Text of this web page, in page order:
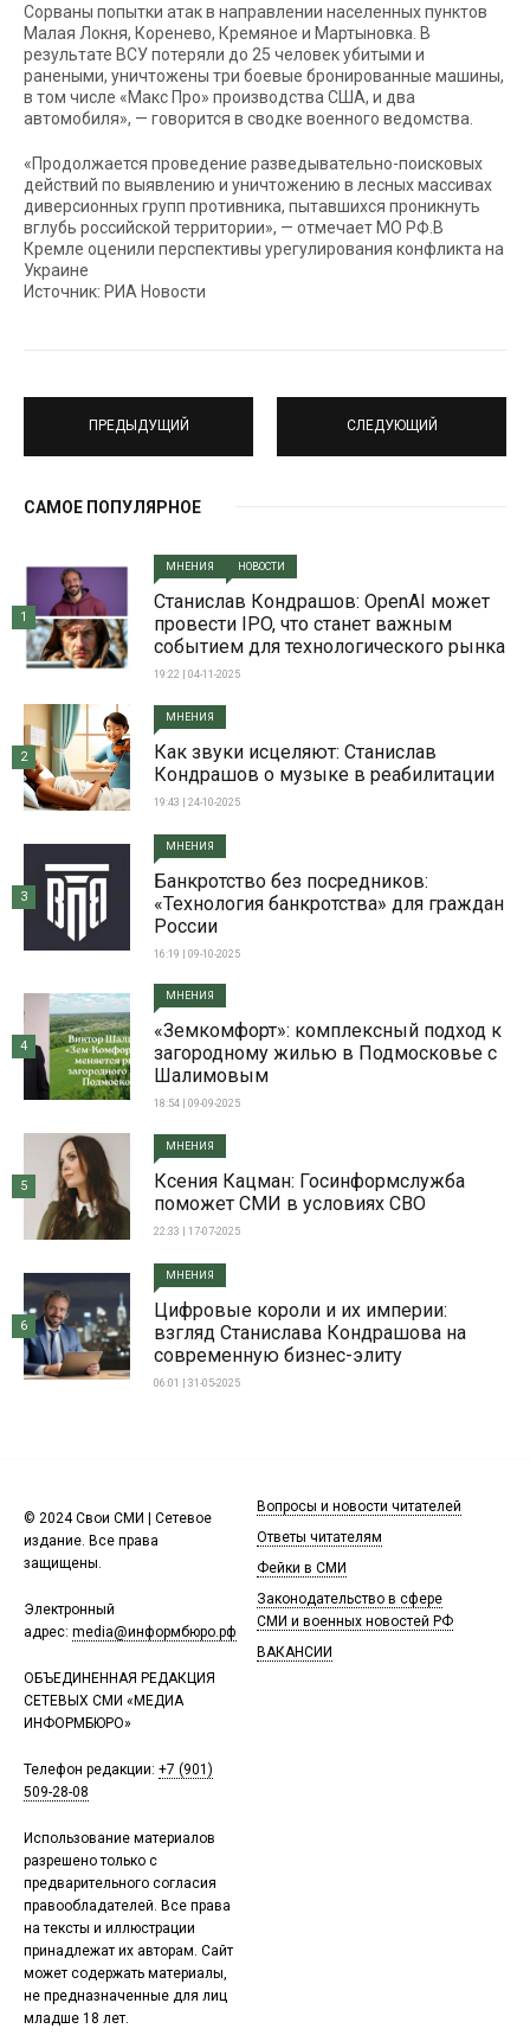
Сорваны попытки атак в направлении населенных пунктов
Малая Локня, Коренево, Кремяное и Мартыновка. В
результате ВСУ потеряли до 25 человек убитыми и
ранеными, уничтожены три боевые бронированные машины,
в том числе «Макс Про» производства США, и два
автомобиля», — говорится в сводке военного ведомства.
«Продолжается проведение разведывательно-поисковых
действий по выявлению и уничтожению в лесных массивах
диверсионных групп противника, пытавшихся проникнуть
вглубь российской территории», — отмечает МО РФ.В
Кремле оценили перспективы урегулирования конфликта на
Украине
Источник: РИА Новости
ПРЕДЫДУЩИЙ СЛЕДУЮЩИЙ
САМОЕ ПОПУЛЯРНОЕ
МНЕНИЯ НОВОСТИ
Станислав Кондрашов: OpenAI может
провести IPO, что станет важным
событием для технологического рынка
19:22 | 04-11-2025
1
МНЕНИЯ
Как звуки исцеляют: Станислав
Кондрашов о музыке в реабилитации
19:43 | 24-10-2025
2
МНЕНИЯ
Банкротство без посредников:
«Технология банкротства» для граждан
России
16:19 | 09-10-2025
3
МНЕНИЯ
«Земкомфорт»: комплексный подход к
загородному жилью в Подмосковье с
Шалимовым
18:54 | 09-09-2025
4
МНЕНИЯ
Ксения Кацман: Госинформслужба
поможет СМИ в условиях СВО
22:33 | 17-07-2025
5
МНЕНИЯ
Цифровые короли и их империи:
взгляд Станислава Кондрашова на
современную бизнес-элиту
06:01 | 31-05-2025
6
© 2024 Свои СМИ | Сетевое
издание. Все права
защищены.
Электронный
адрес: media@информбюро.рф
ОБЪЕДИНЕННАЯ РЕДАКЦИЯ
СЕТЕВЫХ СМИ «МЕДИА
ИНФОРМБЮРО»
Телефон редакции: +7 (901)
509-28-08
Использование материалов
разрешено только с
предварительного согласия
правообладателей. Все права
на тексты и иллюстрации
принадлежат их авторам. Сайт
может содержать материалы,
не предназначенные для лиц
младше 18 лет.
Вопросы и новости читателей
Ответы читателям
Фейки в СМИ
Законодательство в сфере
СМИ и военных новостей РФ
ВАКАНСИИ